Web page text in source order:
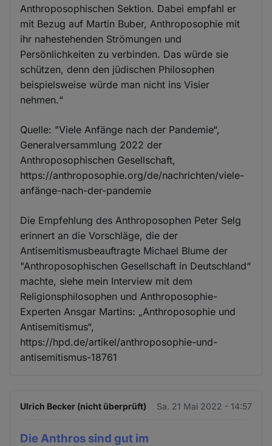
Anthroposophischen Sek­tion. Dabei empfahl er
mit Bezug auf Martin Buber, Anthroposophie mit
ihr nahestehenden Strömungen und
Persönlichkeiten zu verbinden. Das würde sie
schützen, denn den jüdischen Philosophen
beispielsweise würde man nicht ins Visier
nehmen.“
Quelle: "Viele Anfänge nach der Pandemie“,
Generalversammlung 2022 der
Anthroposophischen Gesellschaft,
https://anthroposophie.org/de/nachrichten/viele-
anfänge-nach-der-pandemie
Die Empfehlung des Anthroposophen Peter Selg
erinnert an die Vorschläge, die der
Antisemitismusbeauftragte Michael Blume der
"Anthroposophischen Gesellschaft in Deutschland“
machte, siehe mein Interview mit dem
Religionsphilosophen und Anthroposophie-
Experten Ansgar Martins: „Anthroposophie und
Antisemitismus“,
https://hpd.de/artikel/anthroposophie-und-
antisemitismus-18761
Ulrich Becker (nicht überprüft) Sa. 21 Mai 2022 - 14:57
Die Anthros sind gut im